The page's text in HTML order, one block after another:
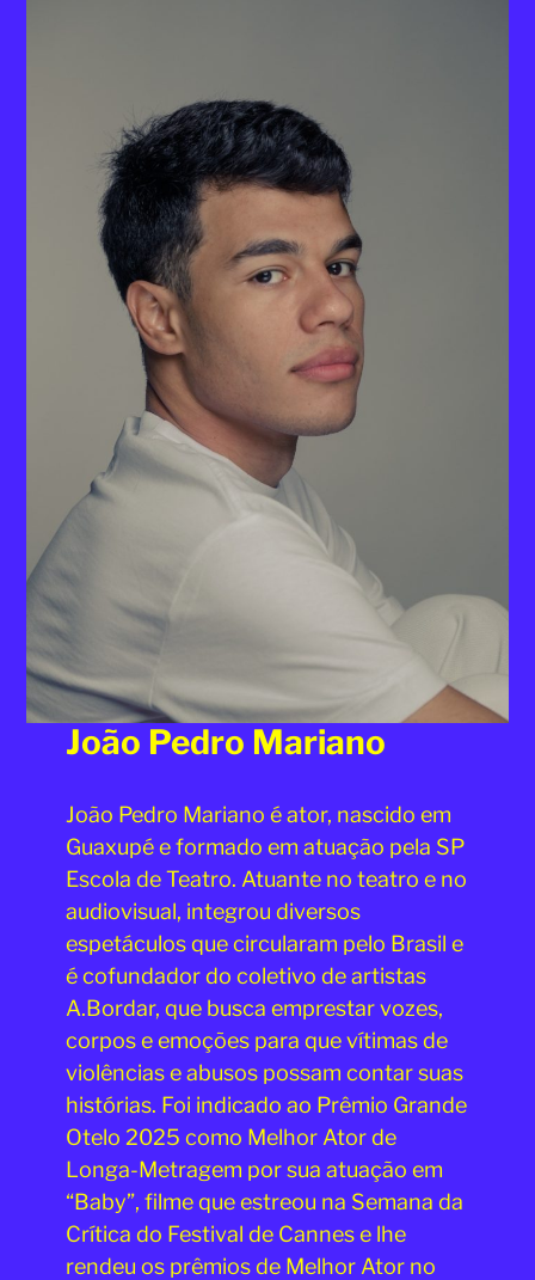
João Pedro Mariano
João Pedro Mariano é ator, nascido em
Guaxupé e formado em atuação pela SP
Escola de Teatro. Atuante no teatro e no
audiovisual, integrou diversos
espetáculos que circularam pelo Brasil e
é cofundador do coletivo de artistas
A.Bordar, que busca emprestar vozes,
corpos e emoções para que vítimas de
violências e abusos possam contar suas
histórias. Foi indicado ao Prêmio Grande
Otelo 2025 como Melhor Ator de
Longa-Metragem por sua atuação em
“Baby”, filme que estreou na Semana da
Crítica do Festival de Cannes e lhe
rendeu os prêmios de Melhor Ator no